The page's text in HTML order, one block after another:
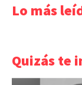
Lo más
Quizás te